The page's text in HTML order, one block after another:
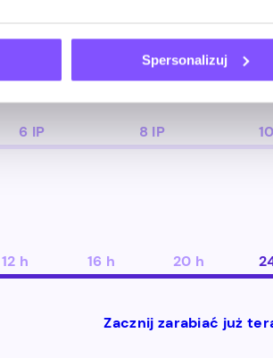
Spersonalizuj
6 IP 8 IP
12 h 16 h 20 h
Zacznij zarabiać już